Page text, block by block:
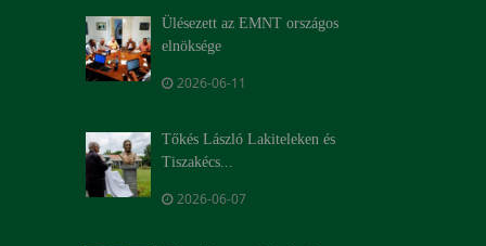
Ülésezett az EMNT országos
elnöksége
2026-06-11
Tőkés László Lakiteleken és
Tiszakécs...
2026-06-07